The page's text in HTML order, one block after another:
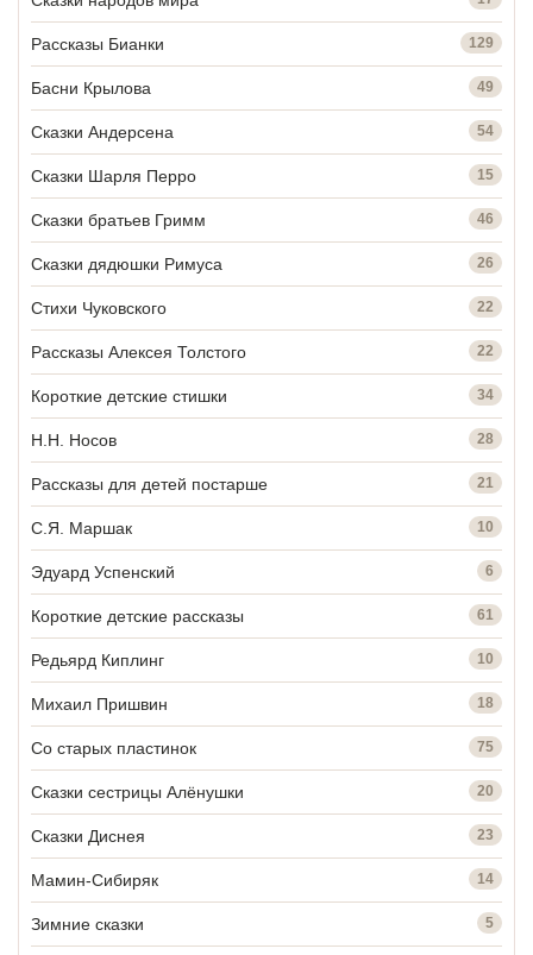
Рассказы Бианки 129
Басни Крылова 49
Сказки Андерсена 54
Сказки Шарля Перро 15
Сказки братьев Гримм 46
Сказки дядюшки Римуса 26
Стихи Чуковского 22
Рассказы Алексея Толстого 22
Короткие детские стишки 34
Н.Н. Носов 28
Рассказы для детей постарше 21
С.Я. Маршак 10
Эдуард Успенский 6
Короткие детские рассказы 61
Редьярд Киплинг 10
Михаил Пришвин 18
Со старых пластинок 75
Сказки сестрицы Алёнушки 20
Сказки Диснея 23
Мамин-Сибиряк 14
Зимние сказки 5